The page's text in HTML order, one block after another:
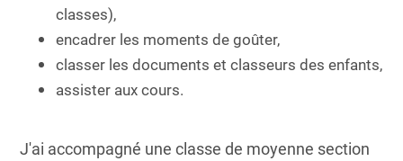
classes),
encadrer les moments de goûter,
classer les documents et classeurs des enfants,
assister aux cours.
J'ai accompagné une classe de moyenne section